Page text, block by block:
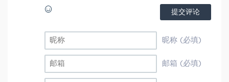
提交评论
昵称 (必填)
邮箱 (必填)